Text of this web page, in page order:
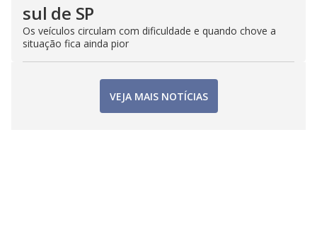
sul de SP
Os veículos circulam com dificuldade e quando chove a
situação fica ainda pior
VEJA MAIS NOTÍCIAS